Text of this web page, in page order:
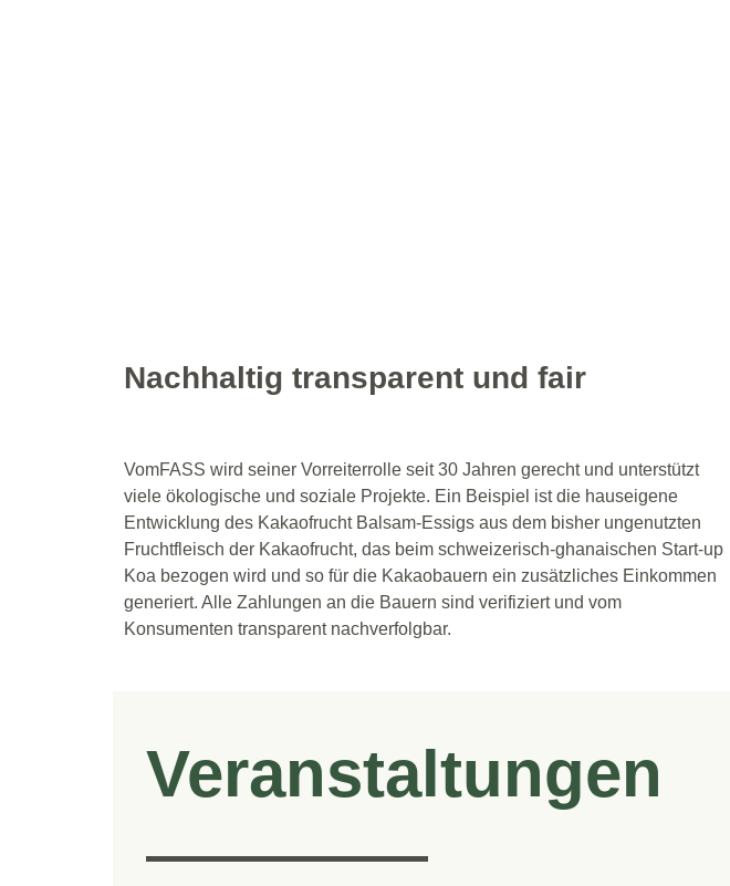
Nachhaltig transparent und fair
VomFASS wird seiner Vorreiterrolle seit 30 Jahren gerecht und unterstützt
viele ökologische und soziale Projekte. Ein Beispiel ist die hauseigene
Entwicklung des Kakaofrucht Balsam-Essigs aus dem bisher ungenutzten
Fruchtfleisch der Kakaofrucht, das beim schweizerisch-ghanaischen Start-up
Koa bezogen wird und so für die Kakaobauern ein zusätzliches Einkommen
generiert. Alle Zahlungen an die Bauern sind verifiziert und vom
Konsumenten transparent nachverfolgbar.
Veranstaltungen